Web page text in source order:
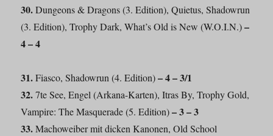
30.Dungeons & Dragons (3. Edition), Quietus, Shadowrun
(3. Edition), Trophy Dark, What’s Old is New (W.O.I.N.)–
4 – 4
31.Fiasco, Shadowrun (4. Edition)– 4 – 3/1
32.7te See, Engel (Arkana-Karten), Itras By, Trophy Gold,
Vampire: The Masquerade (5. Edition)– 3 – 3
33.Machoweiber mit dicken Kanonen, Old School